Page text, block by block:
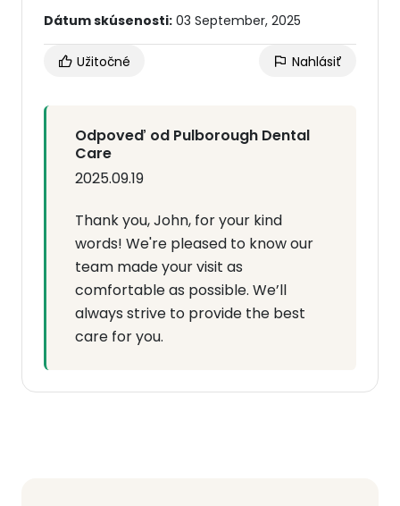
Dátum skúsenosti: 03 September, 2025
Užitočné Nahlásiť
Odpoveď od Pulborough Dental
Care
2025.09.19
Thank you, John, for your kind
words! We're pleased to know our
team made your visit as
comfortable as possible. We’ll
always strive to provide the best
care for you.